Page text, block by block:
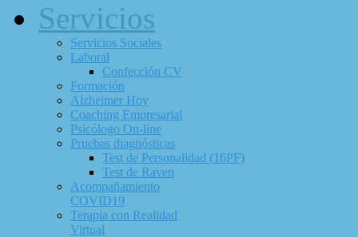
Servicios
Servicios Sociales
Laboral
Confección CV
Formación
Alzheimer Hoy
Coaching Empresarial
Psicólogo On-line
Pruebas diagnósticas
Test de Personalidad (16PF)
Test de Raven
Acompañamiento
COVID19
Terapia con Realidad
Virtual